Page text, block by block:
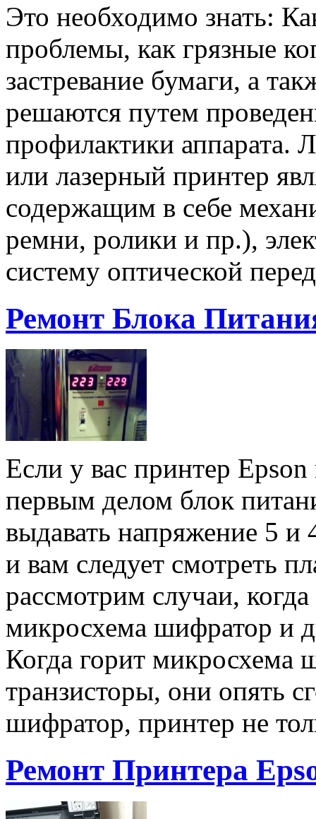
Это необходимо знать:
проблемы, как грязные
застревание бумаги, а
решаются путем
профилактики аппарата.
или лазерный принтер
содержащим в себе
ремни, ролики и пр.),
систему оптической
Ремонт Блока
Если у вас принтер Epson
первым делом блок
выдавать напряжение 5 и
и вам следует смотреть
рассмотрим случаи,
микросхема шифратор и
Когда горит микросхема
транзисторы, они опять
шифратор, принтер не
Ремонт Принтера